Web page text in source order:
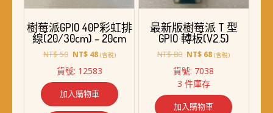
樹莓派GPIO 40P彩虹排
線(20/30cm) – 20cm
NT$50 原
價
NT$ 50。
NT$48目
價
格：
NT$ 48。
(含稅)
貨號: 12583
加入購物車
最新版樹莓派 T 型
GPIO 轉板(V2.5)
NT$80 原
價
格：
NT$ 80。
NT$ 68目
價
NT$ 68。
(含稅)
貨號: 7038
3 件庫存
加入購物車